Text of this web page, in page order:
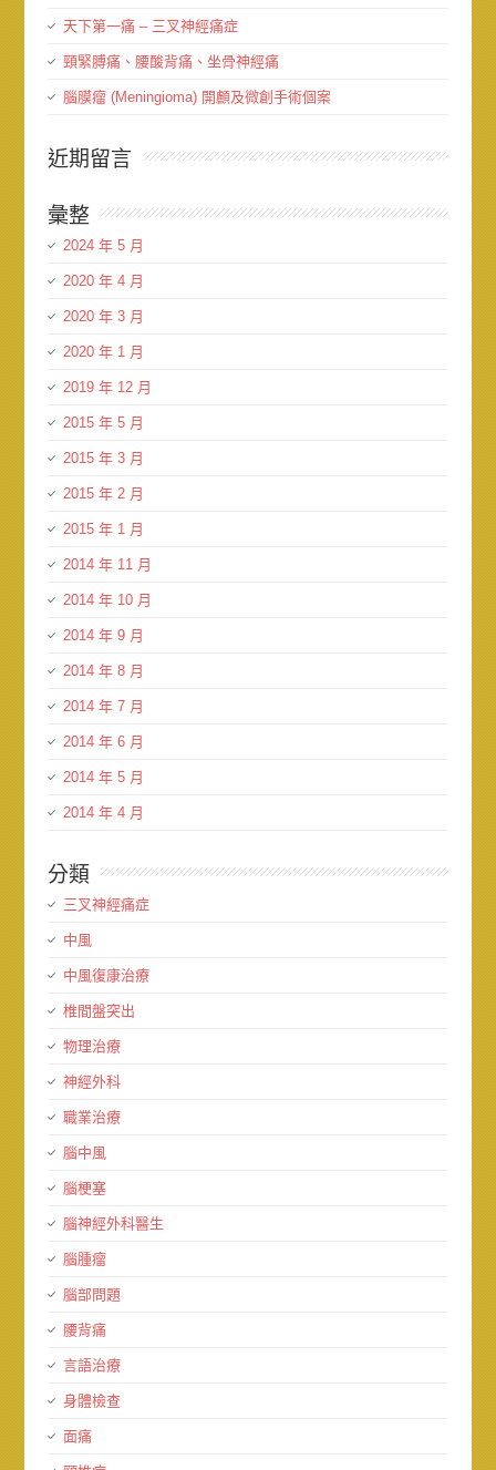
天下第一痛 – 三叉神經痛症
頸緊膊痛、腰酸背痛、坐骨神經痛
腦膜瘤 (Meningioma) 開顱及微創手術個案
近期留言
彙整
2024 年 5 月
2020 年 4 月
2020 年 3 月
2020 年 1 月
2019 年 12 月
2015 年 5 月
2015 年 3 月
2015 年 2 月
2015 年 1 月
2014 年 11 月
2014 年 10 月
2014 年 9 月
2014 年 8 月
2014 年 7 月
2014 年 6 月
2014 年 5 月
2014 年 4 月
分類
三叉神經痛症
中風
中風復康治療
椎間盤突出
物理治療
神經外科
職業治療
腦中風
腦梗塞
腦神經外科醫生
腦腫瘤
腦部問題
腰背痛
言語治療
身體檢查
面痛